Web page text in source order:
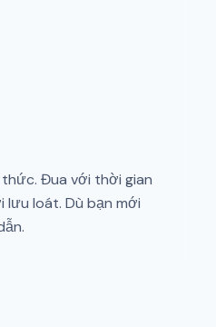
Đua với thời gian
loát. Dù bạn mới